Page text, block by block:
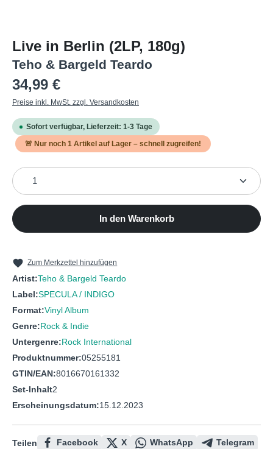
Live in Berlin (2LP, 180g)
Teho & Bargeld Teardo
Regulärer Preis:
34,99 €
Preise inkl. MwSt. zzgl. Versandkosten
Sofort verfügbar, Lieferzeit: 1-3 Tage
🚨 Nur noch 1 Artikel auf Lager – schnell zugreifen!
Produkt Anzahl: Gib den gewünschten Wert ein
In den Warenkorb
Zum Merkzettel hinzufügen
Artist:Teho & Bargeld Teardo
Label:SPECULA / INDIGO
Format:Vinyl Album
Genre:Rock & Indie
Untergenre:Rock International
Produktnummer:05255181
GTIN/EAN:8016670161332
Set-Inhalt2
Erscheinungsdatum:15.12.2023
Teilen Facebook X WhatsApp
Telegram